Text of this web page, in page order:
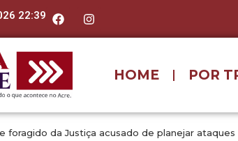
22:39
HOME POR
foragido da Justiça acusado de planejar